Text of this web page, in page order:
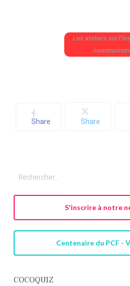
Les ateliers sur
Share Share
S'inscrire à notre
Centenaire du PCF -
COCOQUIZ